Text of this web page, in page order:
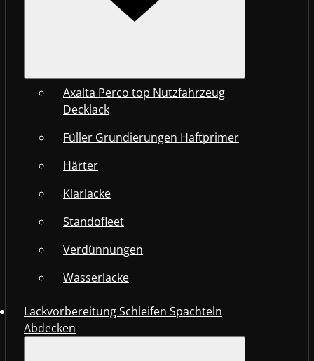
Axalta Perco top Nutzfahrzeug
Decklack
Füller Grundierungen Haftprimer
Härter
Klarlacke
Standofleet
Verdünnungen
Wasserlacke
Lackvorbereitung Schleifen Spachteln
Abdecken